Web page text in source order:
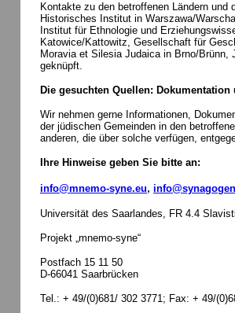
Kontakte zu den betroffenen Ländern
Historisches Institut in Warszawa/
Institut für Ethnologie und
Katowice/Kattowitz, Gesellschaft für
Moravia et Silesia Judaica in Brno/Brünn,
geknüpft.
Die gesuchten Quellen: Dokumentation
Wir nehmen gerne Informationen,
der jüdischen Gemeinden in den
anderen, die über solche verfügen,
Ihre Hinweise geben Sie bitte an:
info@mnemo-syne.eu,
Universität des Saarlandes, FR 4.4
Projekt „mnemo-syne“
Postfach 15 11 50
D-66041 Saarbrücken
Tel.: + 49/(0)681/ 302 3771; Fax: + 49/